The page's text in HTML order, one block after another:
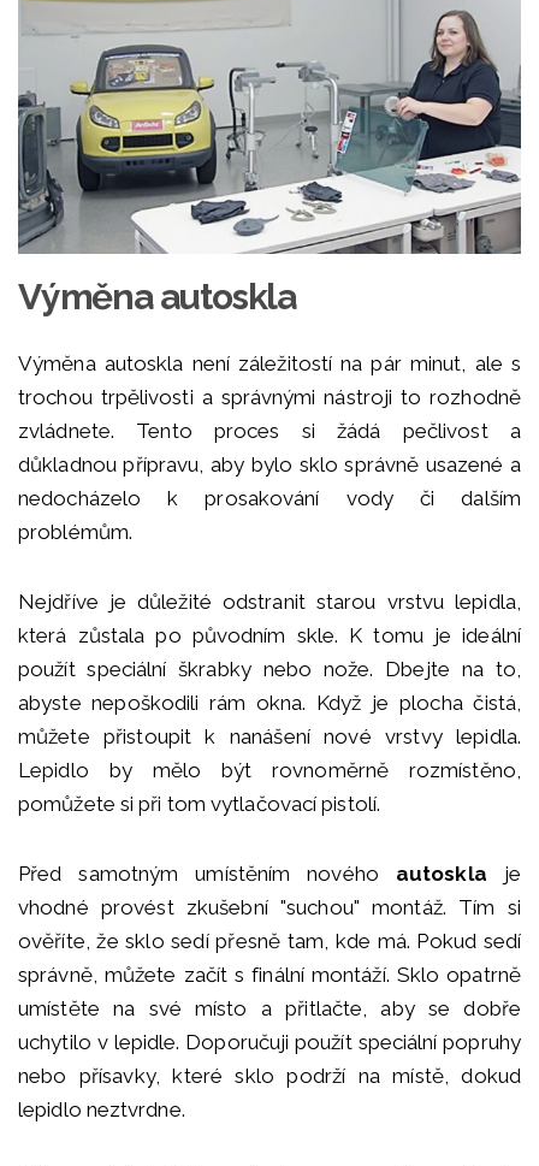
Výměna autoskla
Výměna autoskla není záležitostí na pár minut, ale s
trochou trpělivosti a správnými nástroji to rozhodně
zvládnete. Tento proces si žádá pečlivost a
důkladnou přípravu, aby bylo sklo správně usazené a
nedocházelo k prosakování vody či dalším
problémům.
Nejdříve je důležité odstranit starou vrstvu lepidla,
která zůstala po původním skle. K tomu je ideální
použít speciální škrabky nebo nože. Dbejte na to,
abyste nepoškodili rám okna. Když je plocha čistá,
můžete přistoupit k nanášení nové vrstvy lepidla.
Lepidlo by mělo být rovnoměrně rozmístěno,
pomůžete si při tom vytlačovací pistolí.
Před samotným umístěním nového autoskla je
vhodné provést zkušební "suchou" montáž. Tím si
ověříte, že sklo sedí přesně tam, kde má. Pokud sedí
správně, můžete začít s finální montáží. Sklo opatrně
umístěte na své místo a přitlačte, aby se dobře
uchytilo v lepidle. Doporučuji použít speciální popruhy
nebo přísavky, které sklo podrží na místě, dokud
lepidlo neztvrdne.